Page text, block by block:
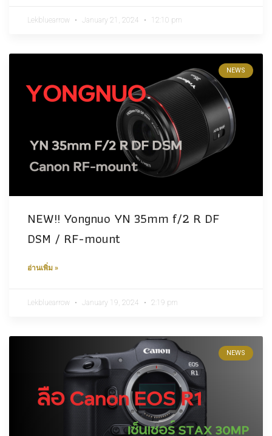
Lekbluearrow January 21, 2024 12:10 pm
NEWS
NEW!! Yongnuo YN 35mm f/2 R DF
DSM / RF-mount
อ่านเพิ่ม »
Lekbluearrow January 19, 2024 2:19 pm
NEWS